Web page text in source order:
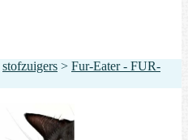
stofzuigers > Fur-Eater - FUR-